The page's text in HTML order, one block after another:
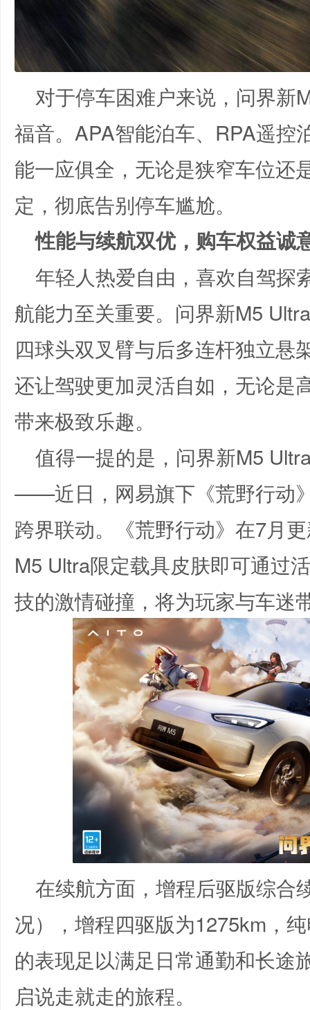
对于停车困难户来说，问界新
福音。APA智能泊车、RPA遥控
能一应俱全，无论是狭窄车位还
定，彻底告别停车尴尬。
性能与续航双优，购车权益诚
年轻人热爱自由，喜欢自驾探
航能力至关重要。问界新M5
四球头双叉臂与后多连杆独立悬
还让驾驶更加灵活自如，无论是
带来极致乐趣。
值得一提的是，问界新M5
——近日，网易旗下《荒野行动
跨界联动。《荒野行动》在7月
M5 Ultra限定载具皮肤即可通过
技的激情碰撞，将为玩家与车迷
在续航方面，增程后驱版综合
况），增程四驱版为1275km，
的表现足以满足日常通勤和长途
启说走就走的旅程。